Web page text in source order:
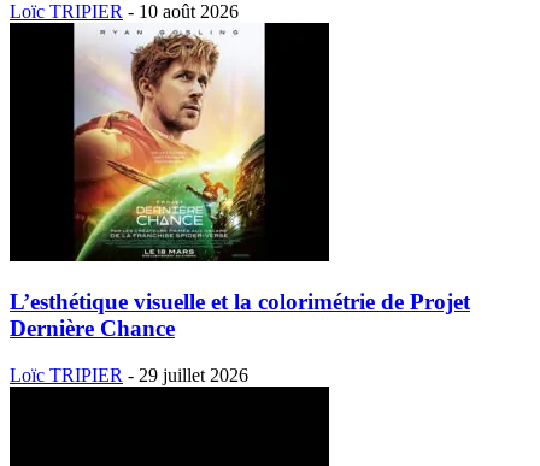
Loïc TRIPIER - 10 août 2026
L’esthétique visuelle et la colorimétrie de Projet
Dernière Chance
Loïc TRIPIER - 29 juillet 2026